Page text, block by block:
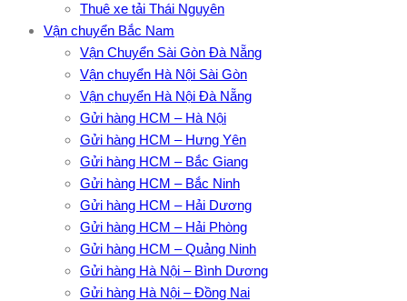
Thuê xe tải Thái Nguyên
Vận chuyển Bắc Nam
Vận Chuyển Sài Gòn Đà Nẵng
Vận chuyển Hà Nội Sài Gòn
Vận chuyển Hà Nội Đà Nẵng
Gửi hàng HCM – Hà Nội
Gửi hàng HCM – Hưng Yên
Gửi hàng HCM – Bắc Giang
Gửi hàng HCM – Bắc Ninh
Gửi hàng HCM – Hải Dương
Gửi hàng HCM – Hải Phòng
Gửi hàng HCM – Quảng Ninh
Gửi hàng Hà Nội – Bình Dương
Gửi hàng Hà Nội – Đồng Nai